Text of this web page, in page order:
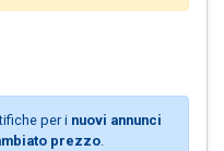
per i nuovi annunci
prezzo